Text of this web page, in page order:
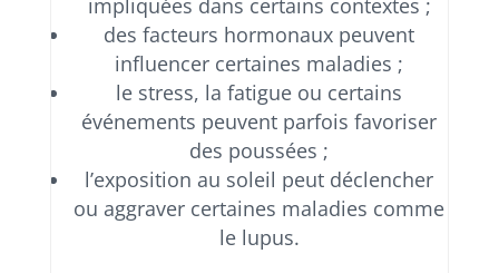
des facteurs hormonaux peuvent
influencer certaines maladies ;
le stress, la fatigue ou certains
événements peuvent parfois favoriser
des poussées ;
l’exposition au soleil peut déclencher
ou aggraver certaines maladies comme
le lupus.